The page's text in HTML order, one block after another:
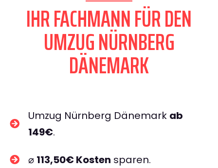
IHR FACHMANN FÜR DEN
UMZUG NÜRNBERG
DÄNEMARK
Umzug Nürnberg Dänemark ab
149€.
⌀ 113,50€ Kosten sparen.